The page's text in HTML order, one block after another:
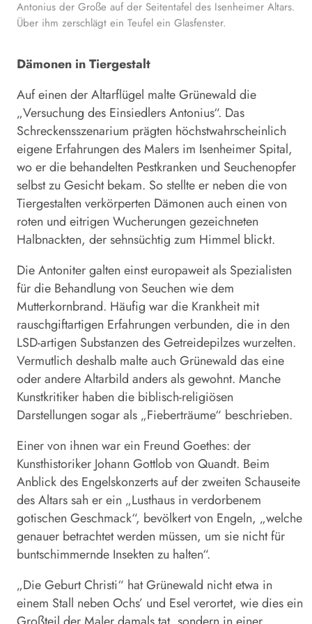
Antonius der Große auf der Seitentafel des Isenheimer Altars.
Über ihm zerschlägt ein Teufel ein Glasfenster.
Dämonen in Tiergestalt
Auf einen der Altarflügel malte Grünewald die
„Versuchung des Einsiedlers Antonius“. Das
Schreckensszenarium prägten höchstwahrscheinlich
eigene Erfahrungen des Malers im Isenheimer Spital,
wo er die behandelten Pestkranken und Seuchenopfer
selbst zu Gesicht bekam. So stellte er neben die von
Tiergestalten verkörperten Dämonen auch einen von
roten und eitrigen Wucherungen gezeichneten
Halbnackten, der sehnsüchtig zum Himmel blickt.
Die Antoniter galten einst europaweit als Spezialisten
für die Behandlung von Seuchen wie dem
Mutterkornbrand. Häufig war die Krankheit mit
rauschgiftartigen Erfahrungen verbunden, die in den
LSD-artigen Substanzen des Getreidepilzes wurzelten.
Vermutlich deshalb malte auch Grünewald das eine
oder andere Altarbild anders als gewohnt. Manche
Kunstkritiker haben die biblisch-religiösen
Darstellungen sogar als „Fieberträume“ beschrieben.
Einer von ihnen war ein Freund Goethes: der
Kunsthistoriker Johann Gottlob von Quandt. Beim
Anblick des Engelskonzerts auf der zweiten Schauseite
des Altars sah er ein „Lusthaus in verdorbenem
gotischen Geschmack“, bevölkert von Engeln, „welche
genauer betrachtet werden müssen, um sie nicht für
buntschimmernde Insekten zu halten“.
„Die Geburt Christi“ hat Grünewald nicht etwa in
einem Stall neben Ochs’ und Esel verortet, wie dies ein